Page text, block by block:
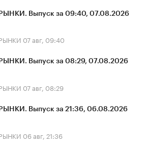
РЫНКИ. Выпуск за 09:40, 07.08.2026
07 авг, 09:40
РЫНКИ. Выпуск за 08:29, 07.08.2026
07 авг, 08:29
РЫНКИ. Выпуск за 21:36, 06.08.2026
06 авг, 21:36